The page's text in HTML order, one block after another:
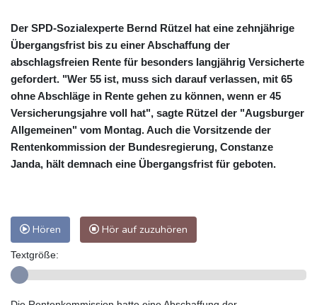
Der SPD-Sozialexperte Bernd Rützel hat eine zehnjährige
Übergangsfrist bis zu einer Abschaffung der
abschlagsfreien Rente für besonders langjährig Versicherte
gefordert. "Wer 55 ist, muss sich darauf verlassen, mit 65
ohne Abschläge in Rente gehen zu können, wenn er 45
Versicherungsjahre voll hat", sagte Rützel der "Augsburger
Allgemeinen" vom Montag. Auch die Vorsitzende der
Rentenkommission der Bundesregierung, Constanze
Janda, hält demnach eine Übergangsfrist für geboten.
Hören Hör auf zuzuhören
Textgröße: